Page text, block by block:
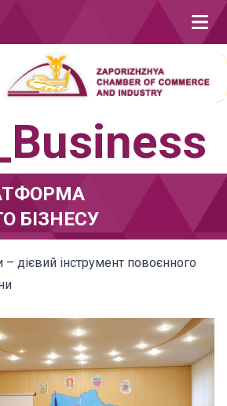
БІЗНЕСУ
– дієвий інструмент повоєнного